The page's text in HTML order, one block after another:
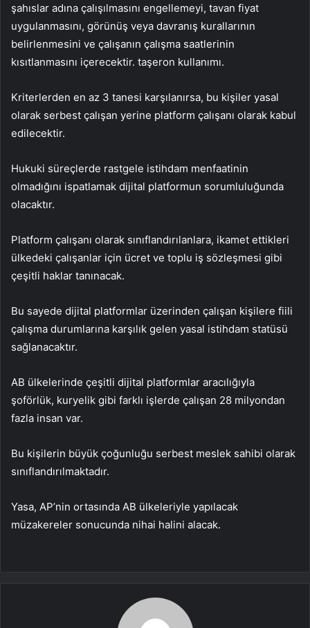
şahıslar adına çalışılmasını engellemeyi, tavan fiyat
uygulanmasını, görünüş veya davranış kurallarının
belirlenmesini ve çalışanın çalışma saatlerinin
kısıtlanmasını içerecektir. taşeron kullanımı.
Kriterlerden en az 3 tanesi karşılanırsa, bu kişiler yasal
olarak serbest çalışan yerine platform çalışanı olarak kabul
edilecektir.
Hukuki süreçlerde rastgele istihdam menfaatinin
olmadığını ispatlamak dijital platformun sorumluluğunda
olacaktır.
Platform çalışanı olarak sınıflandırılanlara, ikamet ettikleri
ülkedeki çalışanlar için ücret ve toplu iş sözleşmesi gibi
çeşitli haklar tanınacak.
Bu sayede dijital platformlar üzerinden çalışan kişilere fiili
çalışma durumlarına karşılık gelen yasal istihdam statüsü
sağlanacaktır.
AB ülkelerinde çeşitli dijital platformlar aracılığıyla
şoförlük, kuryelik gibi farklı işlerde çalışan 28 milyondan
fazla insan var.
Bu kişilerin büyük çoğunluğu serbest meslek sahibi olarak
sınıflandırılmaktadır.
Yasa, AP’nin ortasında AB ülkeleriyle yapılacak
müzakereler sonucunda nihai halini alacak.